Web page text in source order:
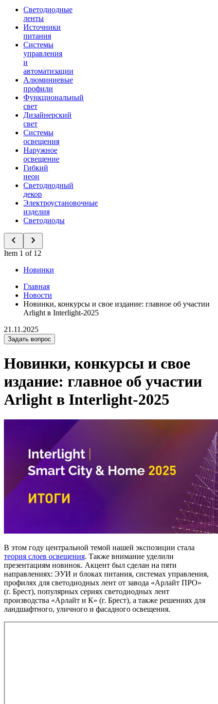
Светодиодные
ленты
Источники
питания
Системы
управления
и
автоматизации
Алюминиевые
профили
Функциональный
свет
Дизайнерский
свет
Системы
освещения
Наружное
освещение
Гибкий
неон
Светодиодный
декор
Электроустановочные
изделия
Светодиоды
Item 1 of 12
Новинки
Главная
Новости
Новинки, конкурсы и свое издание: главное об участии
Arlight в Interlight-2025
21.11.2025
Задать вопрос
Новинки, конкурсы и свое
издание: главное об участии
Arlight в Interlight-2025
В этом году центральной темой нашей экспозиции стала
теория слоев освещения. Также внимание уделили
презентациям новинок. Акцент был сделан на пяти
направлениях: ЭУИ и блоках питания, системах управления,
профилях для светодиодных лент от завода «Арлайт ПРО»
(г. Брест), популярных сериях светодиодных лент
производства «Арлайт и К» (г. Брест), а также решениях для
ландшафтного, уличного и фасадного освещения.